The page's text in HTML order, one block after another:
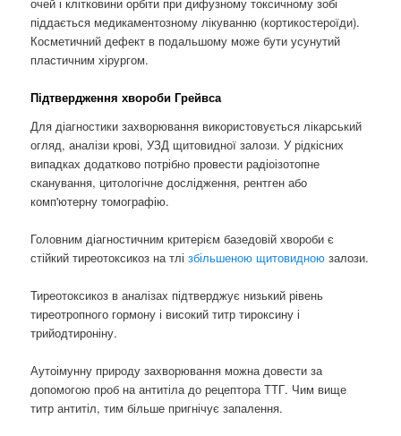
піддається медикаментозному лікуванню (кортикостероїди).
Косметичний дефект в подальшому може бути усунутий
пластичним хірургом.
Підтвердження хвороби Грейвса
Для діагностики захворювання використовується лікарський
огляд, аналізи крові, УЗД щитовидної залози. У рідкісних
випадках додатково потрібно провести радіоізотопне
сканування, цитологічне дослідження, рентген або
комп'ютерну томографію.
Головним діагностичним критерієм базедовій хвороби є
стійкий тиреотоксикоз на тлізбільшеною щитовидноюзалози.
Тиреотоксикоз в аналізах підтверджує низький рівень
тиреотропного гормону і високий титр тироксину і
трийодтироніну.
Аутоімунну природу захворювання можна довести за
допомогою проб на антитіла до рецептора ТТГ. Чим вище
титр антитіл, тим більше пригнічує запалення.